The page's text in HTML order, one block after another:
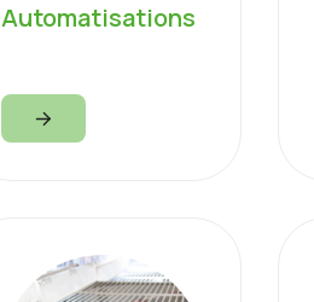
Automatisations